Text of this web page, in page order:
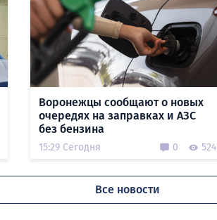
Воронежцы сообщают о новых
очередях на заправках и АЗС
без бензина
15:29 Сегодня 0 524
Все новости